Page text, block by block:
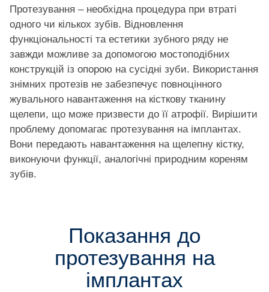
Протезування – необхідна процедура при втраті
одного чи кількох зубів. Відновлення
функціональності та естетики зубного ряду не
завжди можливе за допомогою мостоподібних
конструкцій із опорою на сусідні зуби. Використання
знімних протезів не забезпечує повноцінного
жувального навантаження на кісткову тканину
щелепи, що може призвести до її атрофії. Вирішити
проблему допомагає протезування на імплантах.
Вони передають навантаження на щелепну кістку,
виконуючи функції, аналогічні природним кореням
зубів.
Показання до
протезування на
імплантах